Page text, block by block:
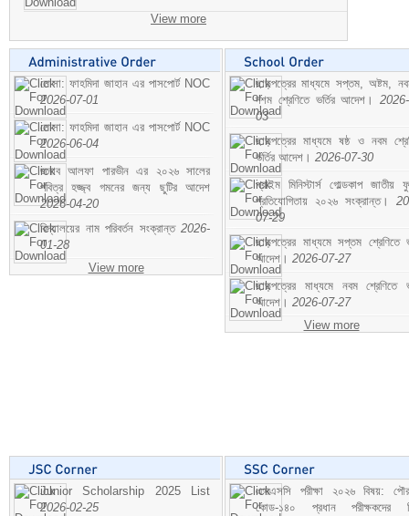
View more
মোসা: ফাহমিদা জাহান এর পাসপোর্ট NOC
2026-07-01
মোসা: ফাহমিদা জাহান এর পাসপোর্ট NOC
2026-06-04
জনাব আলফা পারভীন এর ২০২৬ সালের
পবিত্র হজ্জ্ব গমনের জন্য ছুটির আদেশ
2026-04-20
বিদ্যালয়ের নাম পরিবর্তন সংক্রান্ত 2026-
01-28
View more
ছাড়পত্রের মাধ্যমে সপ্তম, অষ্টম,
দশম শ্রেণিতে ভর্তির আদেশ।
03
ছাড়পত্রের মাধ্যমে ষষ্ঠ ও নবম
ভর্তির আদেশ। 2026-07-30
প্রাইম মিনিস্টার্স গোল্ডকাপ জাতীয়
প্রতিযোগিতায় ২০২৬ সংক্রান্ত।
07-29
ছাড়পত্রের মাধ্যমে সপ্তম শ্রেণিতে
আদেশ। 2026-07-27
ছাড়পত্রের মাধ্যমে নবম শ্রেণিতে
আদেশ। 2026-07-27
View more
Junior Scholarship 2025 List
2026-02-25
এসএসসি পরীক্ষা ২০২৬ বিষয়:
কোড-১৪০ প্রধান পরীক্ষকদের